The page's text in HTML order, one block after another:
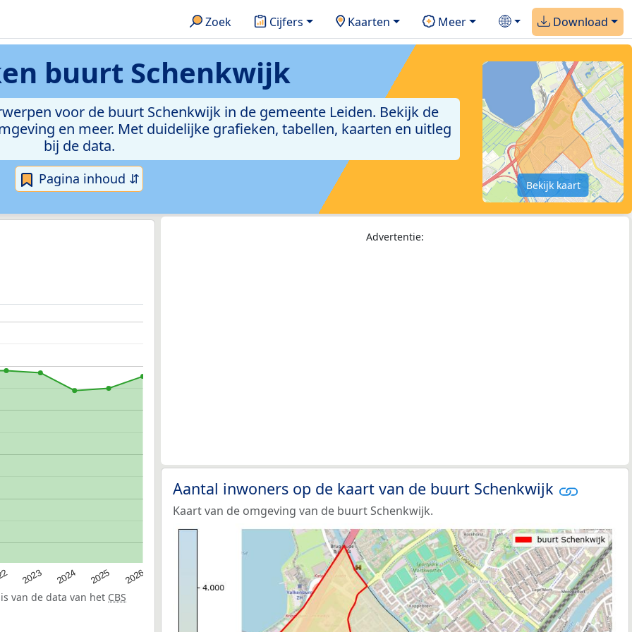
Zoek Cijfers Kaarten Meer Download
buurt Schenkwijk
voor de buurt Schenkwijk in de gemeente Leiden. Bekijk de
en meer. Met duidelijke grafieken, tabellen, kaarten en uitleg
bij de data.
Pagina inhoud ⇵ Bekijk kaart
2023 2024 2025 2026
van de data van het CBS
Advertentie:
Aantal inwoners op de kaart van de buurt Schenkwijk
Kaart van de omgeving van de buurt Schenkwijk.